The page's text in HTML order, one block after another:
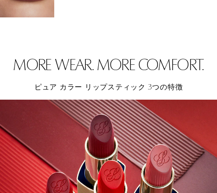
MORE WEAR. MORE COMFORT.
ピュア カラー リップスティック3つの特徴